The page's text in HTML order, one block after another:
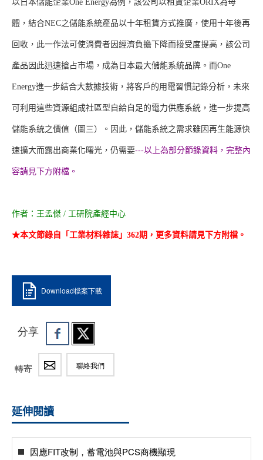
以日本儲能企業One Energy為例，該公司以租賃企業ORIX為母
體，結合NEC之儲能系統產品以十年租賃方式推廣，使用十年後再
回收，此一作法可使消費者因經濟負擔下降而接受度提高，該公司
產品因此迅速搶占市場，成為日本最大儲能系統品牌。而One
Energy進一步結合大數據技術，將客戶的用電習慣記錄分析，未來
可利用這些資源組成社區型自給自足的電力供應系統，進一步提高
儲能系統之價值（圖三）。因此，儲能系統之需求雖因再生能源快
速擴大而露出商業化曙光，仍需要---以上為部分節錄資料，完整內
容請見下方附檔。
作者：王孟傑 / 工研院產經中心
★本文節錄自「工業材料雜誌」362期，更多資料請見下方附檔。
Download檔案下載
分享
轉寄 聯絡我們
延伸閱讀
因應FIT改制，蓄電池與PCS商機顯現